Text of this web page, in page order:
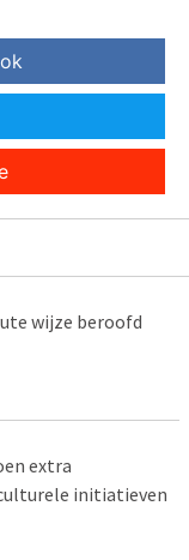
wijze beroofd
extra
initiatieven